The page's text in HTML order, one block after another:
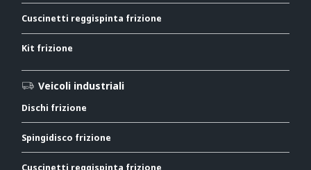
Cuscinetti reggispinta frizione
Kit frizione
Veicoli industriali
Dischi frizione
Spingidisco frizione
Cuscinetti reggispinta frizione